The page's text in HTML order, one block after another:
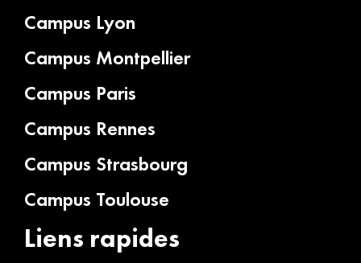
Campus Lyon
Campus Montpellier
Campus Paris
Campus Rennes
Campus Strasbourg
Campus Toulouse
Liens rapides